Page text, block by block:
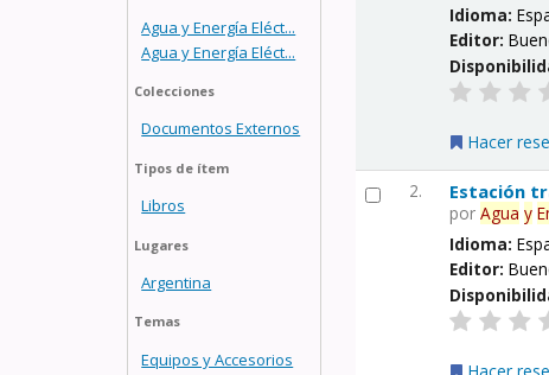
Agua y Energía Eléct...
Agua y Energía Eléct...
Colecciones
Documentos Externos
Tipos de ítem
Libros
Lugares
Argentina
Temas
Equipos y Accesorios
Idioma:
Editor:
Hacer
2. Estación
porAgua y
Idioma:
Editor:
Hacer